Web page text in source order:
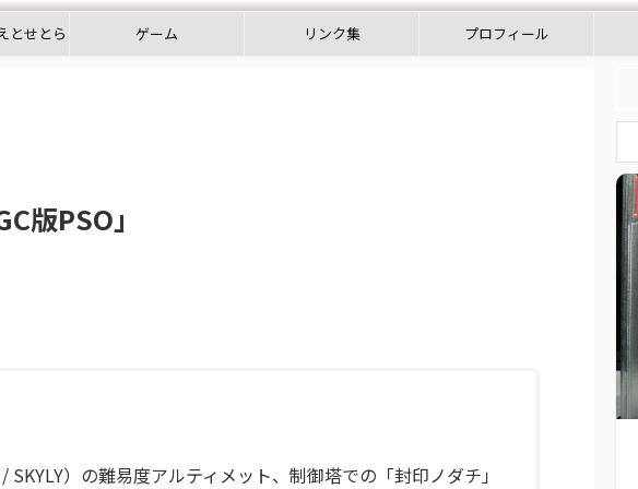
とせとら ゲーム リンク集 プロフィール
版PSO」
）の難易度アルティメット、制御塔での「封印ノダチ」